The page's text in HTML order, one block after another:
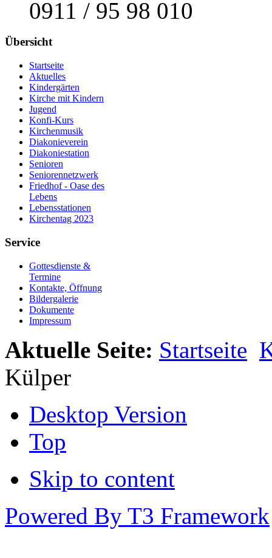
0911 / 95 98 010
Übersicht
Startseite
Aktuelles
Kindergärten
Kirche mit Kindern
Jugend
Konfi-Kurs
Kirchenmusik
Diakonieverein
Diakoniestation
Senioren
Seniorennetzwerk
Friedhof - Oase des
Lebens
Lebensstationen
Kirchentag 2023
Service
Gottesdienste &
Termine
Kontakte, Öffnung
Bildergalerie
Dokumente
Impressum
Aktuelle Seite: Startseite
Külper
Desktop Version
Top
Skip to content
Powered By T3 Framework